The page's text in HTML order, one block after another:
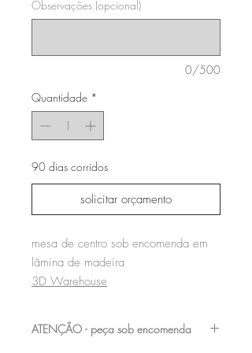
Observações (opcional)
0/500
Quantidade *
90 dias corridos
solicitar orçamento
mesa de centro sob encomenda em
lâmina de madeira
3D Warehouse
ATENÇÃO - peça sob encomenda